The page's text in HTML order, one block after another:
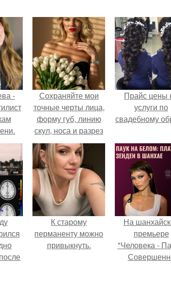
-
Сохраняйте мои
точные черты лица,
форму губ, линию
скул, носа и разрез
глаз.
Прайс цены
услуги по
свадебному
К старому
перманенту можно
привыкнуть.
На
премьере
"Человека -